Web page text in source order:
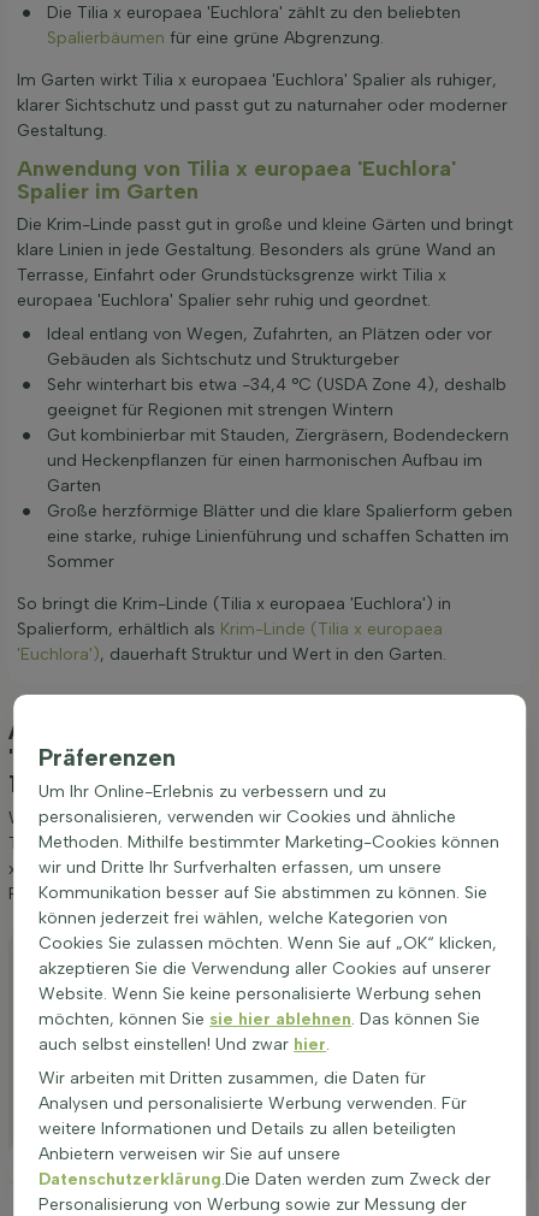
Die Tilia x europaea 'Euchlora' zählt zu den beliebten
Spalierbäumen für eine grüne Abgrenzung.
Im Garten wirkt Tilia x europaea 'Euchlora' Spalier als ruhiger,
klarer Sichtschutz und passt gut zu naturnaher oder moderner
Gestaltung.
Anwendung von Tilia x europaea 'Euchlora'
Spalier im Garten
Die Krim-Linde passt gut in große und kleine Gärten und bringt
klare Linien in jede Gestaltung. Besonders als grüne Wand an
Terrasse, Einfahrt oder Grundstücksgrenze wirkt Tilia x
europaea 'Euchlora' Spalier sehr ruhig und geordnet.
Ideal entlang von Wegen, Zufahrten, an Plätzen oder vor
Gebäuden als Sichtschutz und Strukturgeber
Sehr winterhart bis etwa -34,4 °C (USDA Zone 4), deshalb
geeignet für Regionen mit strengen Wintern
Gut kombinierbar mit Stauden, Ziergräsern, Bodendeckern
und Heckenpflanzen für einen harmonischen Aufbau im
Garten
Große herzförmige Blätter und die klare Spalierform geben
eine starke, ruhige Linienführung und schaffen Schatten im
Sommer
So bringt die Krim-Linde (Tilia x europaea 'Euchlora') in
Spalierform, erhältlich als Krim-Linde (Tilia x europaea
'Euchlora'), dauerhaft Struktur und Wert in den Garten.
Anpflanzung und Pflege Tilia x europaea
'Euchlora' Spalierbaum 18/20 190cm Stamm
180b x 150h (Krim-Linde)
Wir möchten Ihnen einige Tipps zur Anpflanzung und Pflege von
Tilia x europaea 'Euchlora' Spalierbaum 18/20 190cm Stamm 180b
x 150h geben. Wenn Sie diese Tipps befolgen, werden Sie lange
Freude an Krim-Linde haben.
Platzierung
Anpflanzen
Stutzen
Bewässerung
Düngen
Besonderheiten
Präferenzen
Um Ihr Online-Erlebnis zu verbessern und zu
personalisieren, verwenden wir Cookies und ähnliche
Methoden. Mithilfe bestimmter Marketing-Cookies können
wir und Dritte Ihr Surfverhalten erfassen, um unsere
Kommunikation besser auf Sie abstimmen zu können. Sie
können jederzeit frei wählen, welche Kategorien von
Cookies Sie zulassen möchten. Wenn Sie auf „OK“ klicken,
akzeptieren Sie die Verwendung aller Cookies auf unserer
Website. Wenn Sie keine personalisierte Werbung sehen
möchten, können Sie sie hier ablehnen. Das können Sie
auch selbst einstellen! Und zwar hier.
Wir arbeiten mit Dritten zusammen, die Daten für
Analysen und personalisierte Werbung verwenden. Für
weitere Informationen und Details zu allen beteiligten
Anbietern verweisen wir Sie auf unsere
Datenschutzerklärung.Die Daten werden zum Zweck der
Personalisierung von Werbung sowie zur Messung der